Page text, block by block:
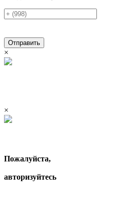
Отправить
×
×
Пожалуйста,
авторизуйтесь